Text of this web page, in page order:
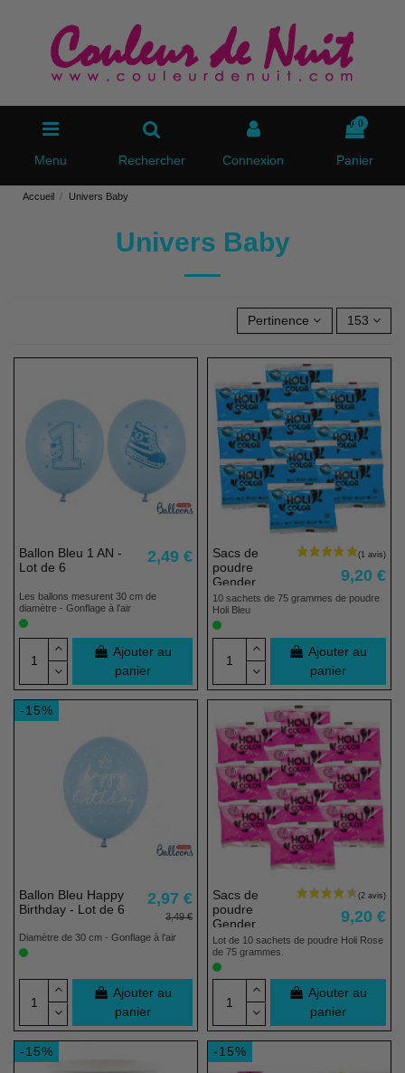
Menu Rechercher Connexion
0
Panier
Accueil Univers Baby
Univers Baby
Pertinence 153
Ballon Bleu 1 AN -
Lot de 6
2,49 €
Les ballons mesurent 30 cm de
diamètre - Gonflage à l'air
Ajouter au
panier
Sacs de
poudre
Gender
Reveal Bleue
- 10 x 75g
9,20 €
10 sachets de 75 grammes de poudre
Holi Bleu
Ajouter au
panier
-15%
Ballon Bleu Happy
Birthday - Lot de 6
2,97 €
3,49 €
Diamètre de 30 cm - Gonflage à l'air
Ajouter au
panier
Sacs de
poudre
Gender
Reveal Rose
- 10 x 75g
9,20 €
Lot de 10 sachets de poudre Holi Rose
de 75 grammes.
Ajouter au
panier
-15% -15%